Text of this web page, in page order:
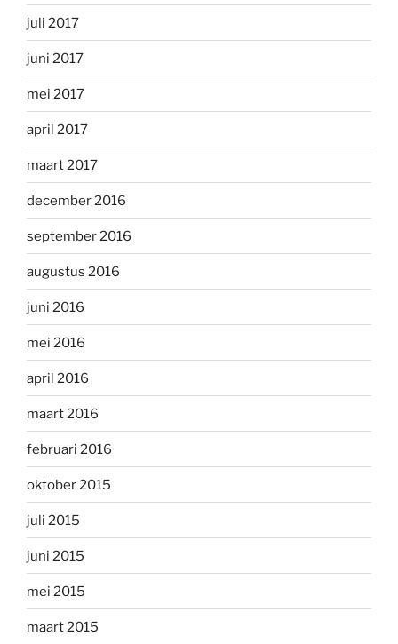
juli 2017
juni 2017
mei 2017
april 2017
maart 2017
december 2016
september 2016
augustus 2016
juni 2016
mei 2016
april 2016
maart 2016
februari 2016
oktober 2015
juli 2015
juni 2015
mei 2015
maart 2015